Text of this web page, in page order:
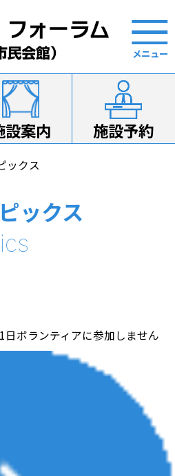
設案内 施設予約
ックス
ックス
ボランティアに参加しません